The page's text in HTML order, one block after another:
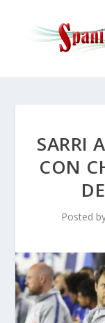
SARRI
CON
Posted